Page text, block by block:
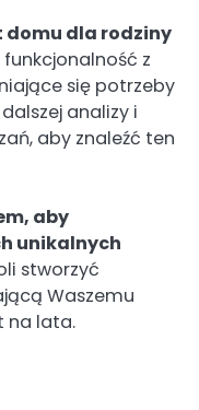
domu dla rodziny
z
się potrzeby
analizy i
aby znaleźć ten
aby
unikalnych
stworzyć
Waszemu
na lata.